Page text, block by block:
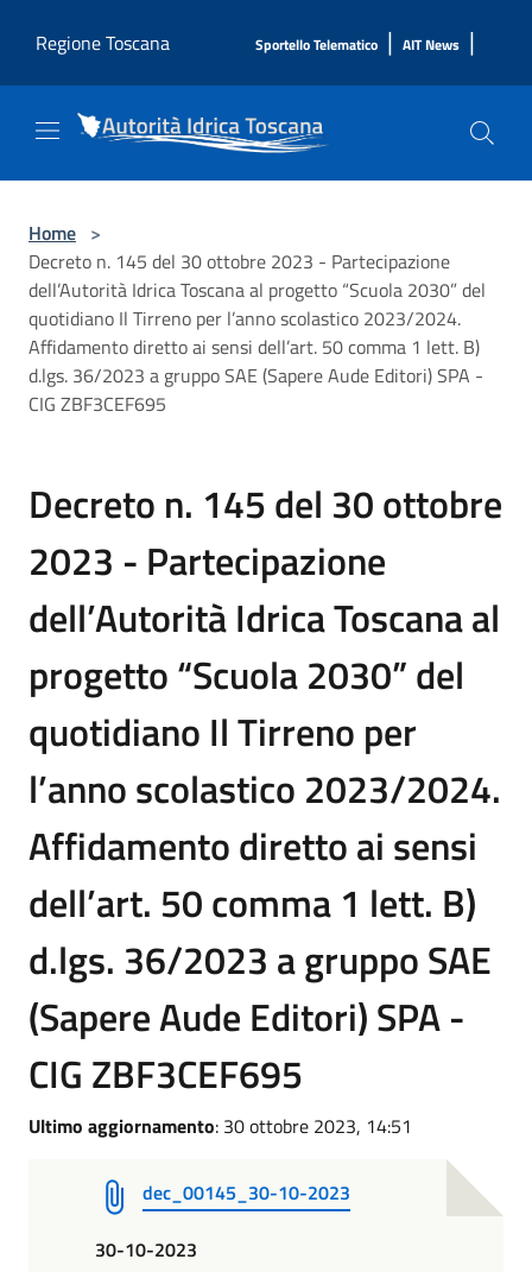
Regione Toscana
Sportello Telematico | AIT News |
Home >
Decreto n. 145 del 30 ottobre 2023 - Partecipazione
dell’Autorità Idrica Toscana al progetto “Scuola 2030” del
quotidiano Il Tirreno per l’anno scolastico 2023/2024.
Affidamento diretto ai sensi dell’art. 50 comma 1 lett. B)
d.lgs. 36/2023 a gruppo SAE (Sapere Aude Editori) SPA -
CIG ZBF3CEF695
Decreto n. 145 del 30 ottobre
2023 - Partecipazione
dell’Autorità Idrica Toscana al
progetto “Scuola 2030” del
quotidiano Il Tirreno per
l’anno scolastico 2023/2024.
Affidamento diretto ai sensi
dell’art. 50 comma 1 lett. B)
d.lgs. 36/2023 a gruppo SAE
(Sapere Aude Editori) SPA -
CIG ZBF3CEF695
Ultimo aggiornamento: 30 ottobre 2023, 14:51
dec_00145_30-10-2023
30-10-2023